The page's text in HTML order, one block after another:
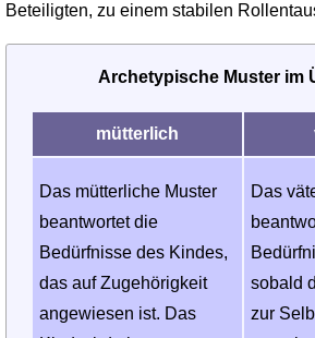
Beteiligten, zu einem stabilen
Archetypische Muster im
mütterlich
Das mütterliche Muster
beantwortet die
Bedürfnisse des Kindes,
das auf Zugehörigkeit
angewiesen ist. Das
Das
sobald
zur